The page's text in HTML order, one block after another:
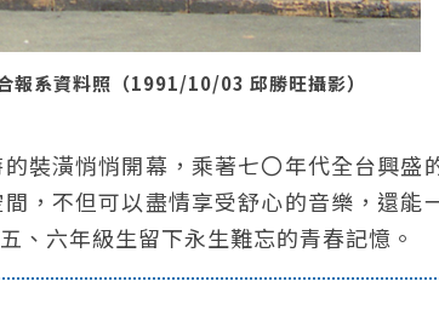
報系資料照（1991/10/03 邱勝旺攝影）
裝潢悄悄開幕，乘著七〇年代全台興盛
，不但可以盡情享受舒心的音樂，還能
、六年級生留下永生難忘的青春記憶。